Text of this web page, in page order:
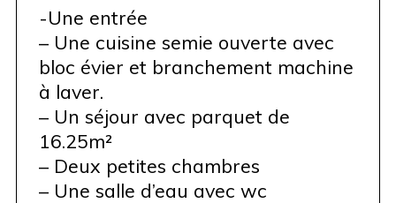
-Une entrée
– Une cuisine semie ouverte avec
bloc évier et branchement machine
à laver.
– Un séjour avec parquet de
16.25m²
– Deux petites chambres
– Une salle d’eau avec wc